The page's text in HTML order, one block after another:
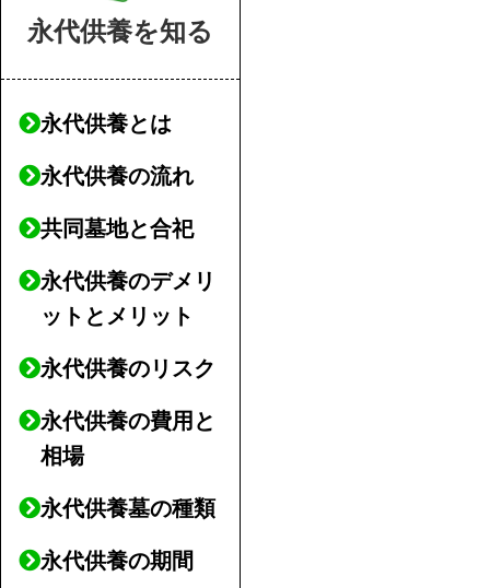
永代供養を知る
永代供養とは
永代供養の流れ
共同墓地と合祀
永代供養のデメリ
ットとメリット
永代供養のリスク
永代供養の費用と
相場
永代供養墓の種類
永代供養の期間